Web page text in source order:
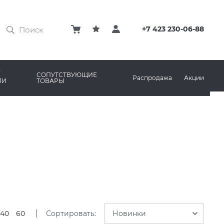
+7 423 230-06-88
MARAZZI
СОПУТСТВУЮЩИЕ
ТОВАРЫ
КЛЕЙ
СИСТЕМА ВЫРАВНИВАНИЯ
Распродажа Акции
40 60 Сортировать: Новинки